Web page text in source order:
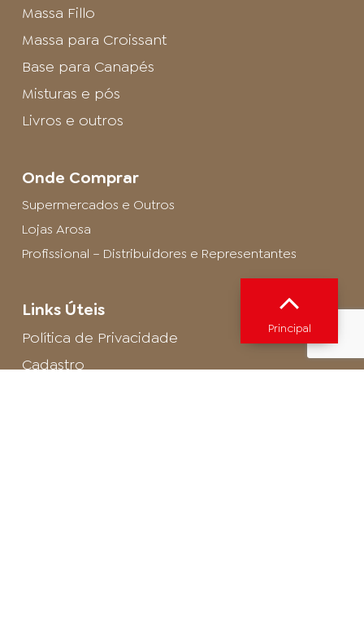
Massa Fillo
Massa para Croissant
Base para Canapés
Misturas e pós
Livros e outros
Onde Comprar
Supermercados e Outros
Lojas Arosa
Profissional – Distribuidores e Representantes
Links Úteis
Política de Privacidade
Cadastro
Principal